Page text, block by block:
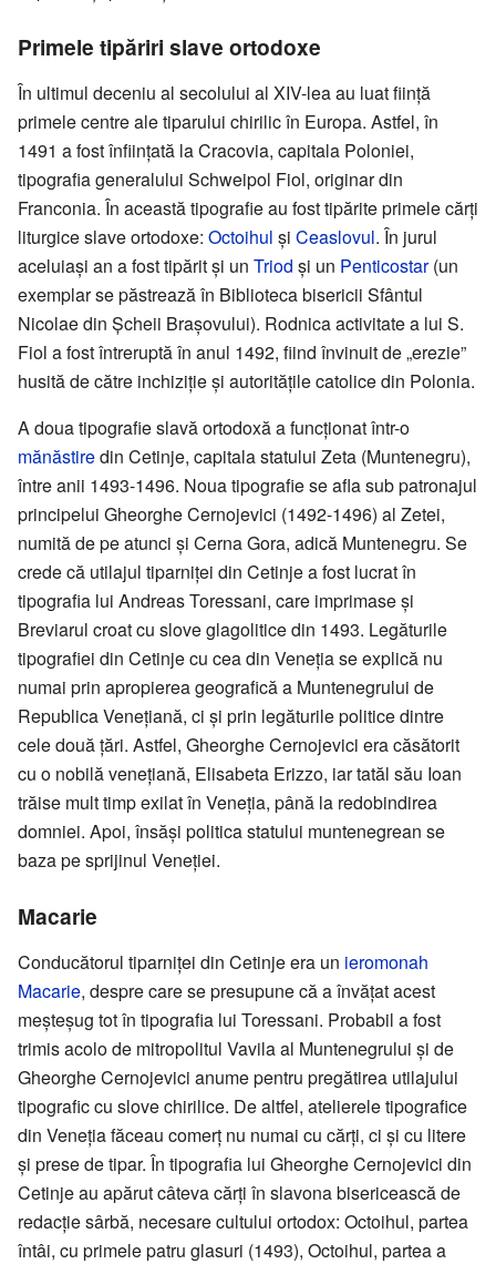
Primele tipăriri slave ortodoxe
În ultimul deceniu al secolului al XIV-lea au luat ființă
primele centre ale tiparului chirilic în Europa. Astfel, în
1491 a fost înființată la Cracovia, capitala Poloniei,
tipografia generalului Schweipol Fiol, originar din
Franconia. În această tipografie au fost tipărite primele cărți
liturgice slave ortodoxe: Octoihul și Ceaslovul. În jurul
aceluiași an a fost tipărit și un Triod și un Penticostar(un
exemplar se păstrează în Biblioteca bisericii Sfântul
Nicolae din Șcheii Brașovului). Rodnica activitate a lui S.
Fiol a fost întreruptă în anul 1492, fiind învinuit de „erezie”
husită de către inchiziție și autoritățile catolice din Polonia.
A doua tipografie slavă ortodoxă a funcționat într-o
mănăstiredin Cetinje, capitala statului Zeta (Muntenegru),
între anii 1493-1496. Noua tipografie se afla sub patronajul
principelui Gheorghe Cernojevici (1492-1496) al Zetei,
numită de pe atunci și Cerna Gora, adică Muntenegru. Se
crede că utilajul tiparniței din Cetinje a fost lucrat în
tipografia lui Andreas Toressani, care imprimase și
Breviarul croat cu slove glagolitice din 1493. Legăturile
tipografiei din Cetinje cu cea din Veneția se explică nu
numai prin apropierea geografică a Muntenegrului de
Republica Venețiană, ci și prin legăturile politice dintre
cele două țări. Astfel, Gheorghe Cernojevici era căsătorit
cu o nobilă venețiană, Elisabeta Erizzo, iar tatăl său Ioan
trăise mult timp exilat în Veneția, până la redobindirea
domniei. Apoi, însăși politica statului muntenegrean se
baza pe sprijinul Veneției.
Macarie
Conducătorul tiparniței din Cetinje era un ieromonah
Macarie, despre care se presupune că a învățat acest
meșteșug tot în tipografia lui Toressani. Probabil a fost
trimis acolo de mitropolitul Vavila al Muntenegrului și de
Gheorghe Cernojevici anume pentru pregătirea utilajului
tipografic cu slove chirilice. De altfel, atelierele tipografice
din Veneția făceau comerț nu numai cu cărți, ci și cu litere
și prese de tipar. În tipografia lui Gheorghe Cernojevici din
Cetinje au apărut câteva cărți în slavona bisericească de
redacție sârbă, necesare cultului ortodox: Octoihul, partea
întâi, cu primele patru glasuri (1493), Octoihul, partea a